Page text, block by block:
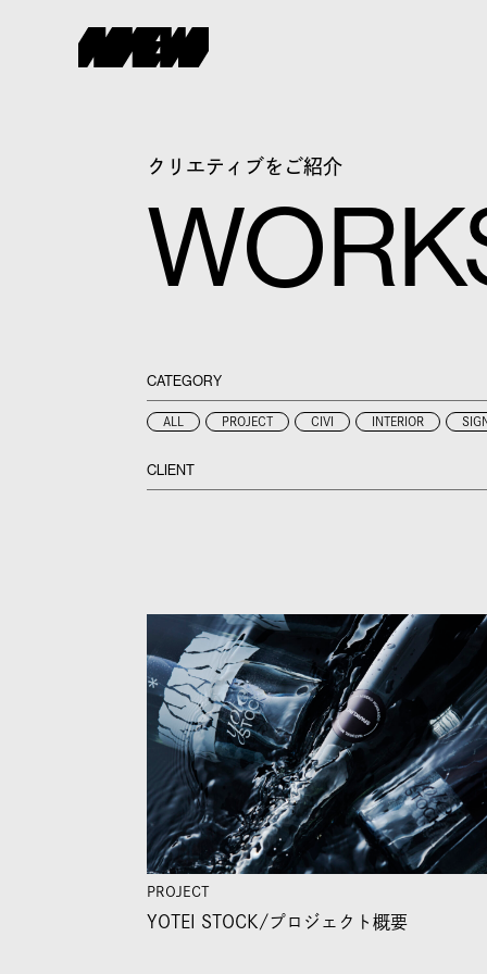
クリエティブをご紹介
CATEGORY
ALL PROJECT CIVI INTERIOR SIGN
CLIENT
PROJECT
YOTEI STOCK/プロジェクト概要